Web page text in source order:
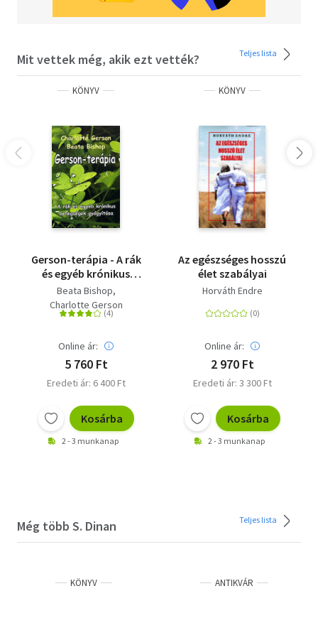
Mit vettek még, akik ezt vették? Teljes lista
KÖNYV
Gerson-terápia - A rák
és egyéb krónikus
betegségek
gyógyítása
Beata Bishop
Charlotte Gerson
Online ár:
5 760 Ft
Eredeti ár: 6 400 Ft
Kosárba
2 - 3 munkanap
KÖNYV
Az egészséges hosszú
élet szabályai
Horváth Endre
Online ár:
2 970 Ft
Eredeti ár: 3 300 Ft
Kosárba
2 - 3 munkanap
Még több S. Dinan Teljes lista
KÖNYV ANTIKVÁR